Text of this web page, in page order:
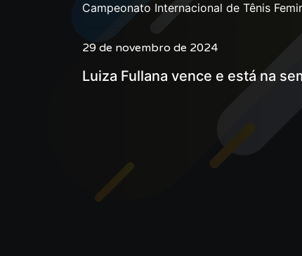
Campeonato Internacional de Tênis
29 de novembro de 2024
Luiza Fullana vence e está na